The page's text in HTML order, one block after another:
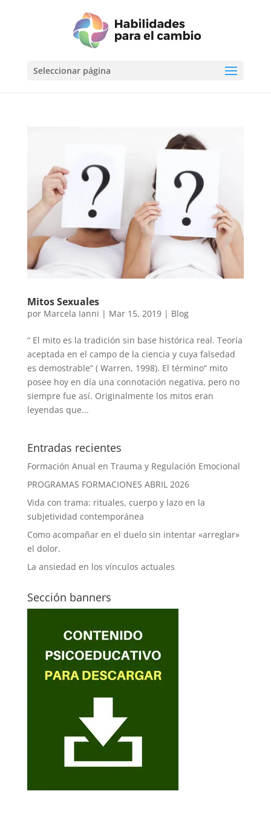
Seleccionar página
Mitos Sexuales
por Marcela Ianni | Mar 15, 2019| Blog
“ El mito es la tradición sin base histórica real. Teoría
aceptada en el campo de la ciencia y cuya falsedad
es demostrable“ ( Warren, 1998). El término“ mito
posee hoy en día una connotación negativa, pero no
siempre fue así. Originalmente los mitos eran
leyendas que...
Entradas recientes
Formación Anual en Trauma y Regulación Emocional
PROGRAMAS FORMACIONES ABRIL 2026
Vida con trama: rituales, cuerpo y lazo en la
subjetividad contemporánea
Como acompañar en el duelo sin intentar «arreglar»
el dolor.
La ansiedad en los vínculos actuales
Sección banners